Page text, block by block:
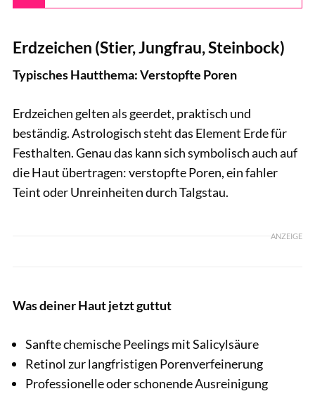
Erdzeichen (Stier, Jungfrau, Steinbock)
Typisches Hautthema: Verstopfte Poren
Erdzeichen gelten als geerdet, praktisch und
beständig. Astrologisch steht das Element Erde für
Festhalten. Genau das kann sich symbolisch auch auf
die Haut übertragen: verstopfte Poren, ein fahler
Teint oder Unreinheiten durch Talgstau.
ANZEIGE
Was deiner Haut jetzt guttut
Sanfte chemische Peelings mit Salicylsäure
Retinol zur langfristigen Porenverfeinerung
Professionelle oder schonende Ausreinigung